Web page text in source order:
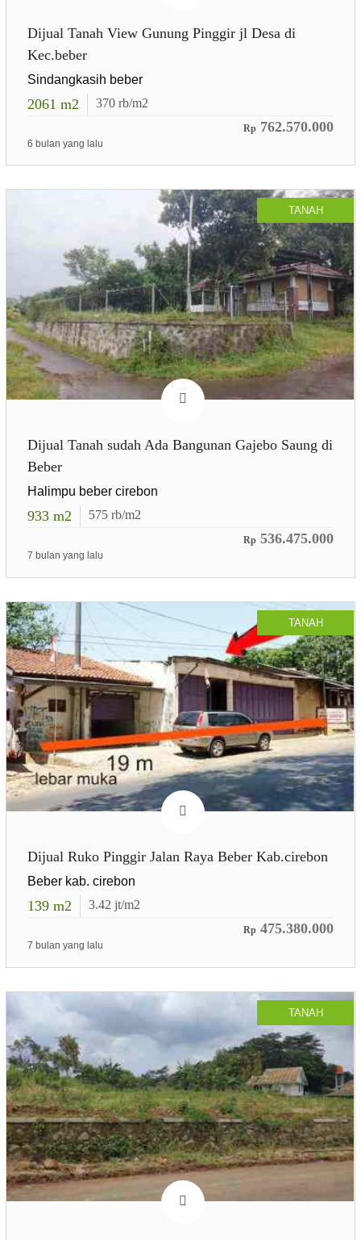
Dijual Tanah View Gunung Pinggir jl Desa di
Kec.beber
Sindangkasih beber
2061 m2 370 rb/m2
Rp 762.570.000
6 bulan yang lalu
TANAH
Dijual Tanah sudah Ada Bangunan Gajebo Saung di
Beber
Halimpu beber cirebon
933 m2 575 rb/m2
Rp 536.475.000
7 bulan yang lalu
TANAH
Dijual Ruko Pinggir Jalan Raya Beber Kab.cirebon
Beber kab. cirebon
139 m2 3.42 jt/m2
Rp 475.380.000
7 bulan yang lalu
TANAH